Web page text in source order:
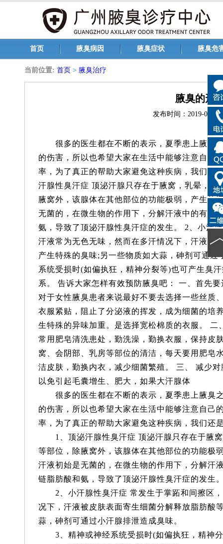
首页 腋臭病因 腋臭症状 腋臭危
当前位置: 首页 > 腋臭治疗
腋臭的形
发布时间：2019-05-31
很多的医生都在不断的表示，夏季患上腋臭
的伤害，所以也希望大家在生活中能够注意自己
率，为了真正的帮助大家避免这种疾病，我们还
汗腺性臭汗症 顶泌汗腺只存在于腋窝，乳晕，
腋窝外，该腺体在其他部位的功能极弱，产生的
无菌的，在微生物的作用下，分解汗液中的有机
氨，导致了顶泌汗腺性臭汗症的发生。 2、小汗
汗液常为无色无味，然而在多汗情况下，汗液被
产生特殊的臭味;另一些物质如大蒜，砷剂可通
系统受损时(如偏执狂，精神分裂等)也可产生臭
系。 告诉大家怎样有效预防腋臭吧： 一、首先
对于女性腋臭患者来说最好不要去选择一些丝质
衣服紧贴，阻止了分泌液的挥发，成为细菌的培
生特殊的异味加重。是选择宽松棉质的衣服。
常用肥皂清洗患处，勤洗澡，勤换衣服，保持皮
窝、会阴部、乳房等部位的清洁，每天要用肥皂
洁皮肤，勤换内衣，减少细菌繁殖。 三、 减少
以免引起毛囊增生、肥大，如果大汗腺体
很多的医生都在不断的表示，夏季患上腋臭
的伤害，所以也希望大家在生活中能够注意自己
率，为了真正的帮助大家避免这种疾病，我们还
1、顶泌汗腺性臭汗症 顶泌汗腺只存在于腋窝
等部位，除腋窝外，该腺体在其他部位的功能极
汗液初始是无菌的，在微生物的作用下，分解汗
链脂肪酸和氨，导致了顶泌汗腺性臭汗症的发生
2、小汗腺性臭汗症 常发生于掌跖和间擦区，
况下，汗液被皮肤表面寄生细菌分解释放脂肪酸
蒜，砷剂可通过小汗腺排泄造成臭味。
3、精神或神经系统受损时(如偏执狂，精神分